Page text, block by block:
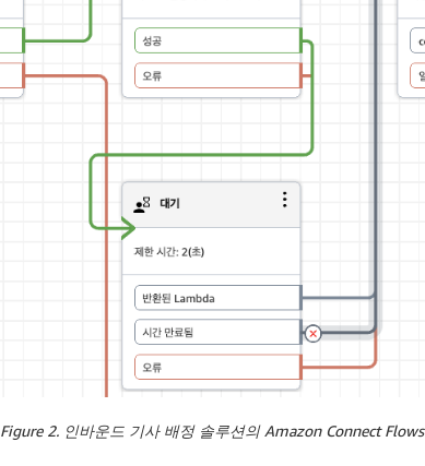
Figure 2. 인바운드 기사 배정 솔루션의 Amazon Connect Flows